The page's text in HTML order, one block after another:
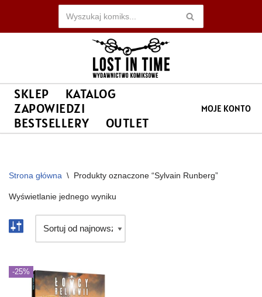
Przejdź
SKLEP
KATALOG
ZAPOWIEDZI
BESTSELLERY
OUTLET
MOJE KONTO
Strona główna \ Produkty oznaczone “Sylvain Runberg”
Wyświetlanie jednego wyniku
-25%